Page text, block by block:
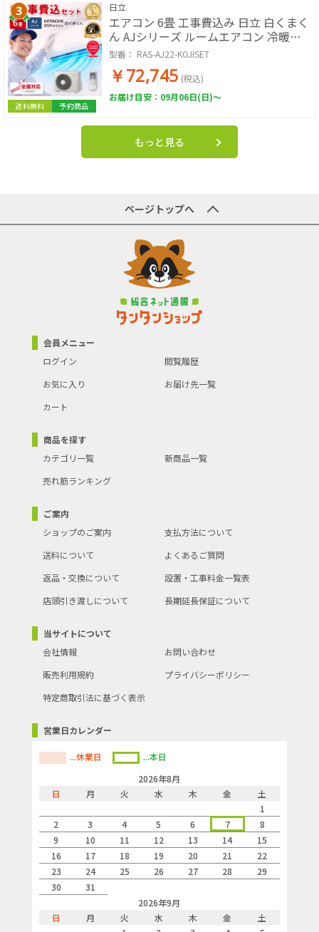
送料無料 予約商品
日立
エアコン 6畳 工事費込み 日立 白くまく
ん AJシリーズ ルームエアコン 冷暖房
単相100V RAS-AJ2226S-W 2026年モデ
ル スターホワイト 工事費込み 工事費込
工事込み 工事込 HITACHI
型番： RAS-AJ22-KOJISET
￥72,745 (税込)
お届け目安：09月06日(日)～
もっと見る
ページトップへ
会員メニュー
ログイン
閲覧履歴
お気に入り
お届け先一覧
カート
商品を探す
カテゴリ一覧
新商品一覧
売れ筋ランキング
ご案内
ショップのご案内
支払方法について
送料について
よくあるご質問
返品・交換について
設置・工事料金一覧表
店頭引き渡しについて
長期延長保証について
当サイトについて
会社情報
お問い合わせ
販売利用規約
プライバシーポリシー
特定商取引法に基づく表示
営業日カレンダー
...休業日
...本日
2026年8月
日
月 火 水 木 金
土
1
2
3 4 5 6 7
8
9
10 11 12 13 14
15
16
17 18 19 20 21
22
23
24 25 26 27 28
29
30
31
2026年9月
日
月 火 水 木 金
土